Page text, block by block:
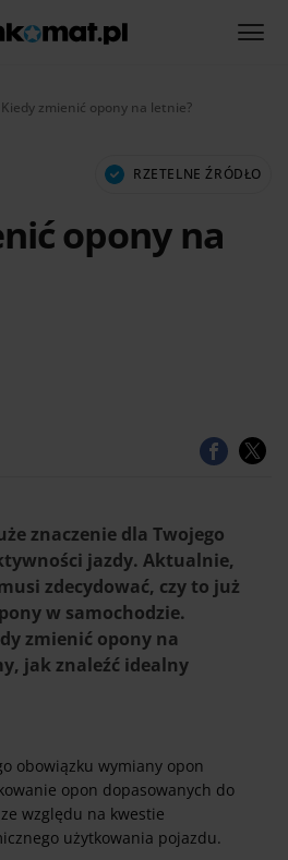
Aktualnie:
Kiedy zmienić opony na letnie?
RZETELNE ŹRÓDŁO
opony na
znaczenie dla Twojego
jazdy. Aktualnie,
zdecydować, czy to już
w samochodzie.
zmienić opony na
jak znaleźć idealny
obowiązku wymiany opon
opon dopasowanych do
względu na kwestie
użytkowania pojazdu.